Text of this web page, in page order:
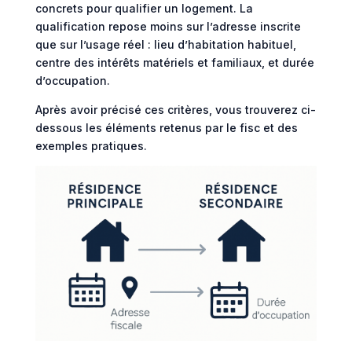
concrets pour qualifier un logement. La
qualification repose moins sur l’adresse inscrite
que sur l’usage réel : lieu d’habitation habituel,
centre des intérêts matériels et familiaux, et durée
d’occupation.
Après avoir précisé ces critères, vous trouverez ci-
dessous les éléments retenus par le fisc et des
exemples pratiques.